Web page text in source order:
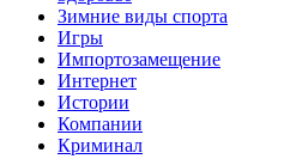
Зимние виды спорта
Игры
Импортозамещение
Интернет
Истории
Компании
Криминал